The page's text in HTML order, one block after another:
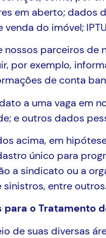
em aberto;
do imóvel;
nossos parceiros
por exemplo,
de conta
a uma vaga em
e outros dados
acima, em
único para
a sindicato ou a
entre outros.
para o Tratamento
de suas diversas